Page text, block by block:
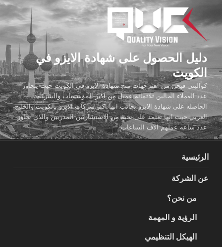
المحتوى
دليل الحصول على شهادة الايزو في
الكويت
كواليتي فيجن من اهم جهات منح شهادة الايزو في الكويت حيث يتجاوز
عدد العملاء الحالين ثلاثمائة عميل من اكبر المؤسسات والشركات
الحاصله على شهادة الايزو بجانب انها اكبر شركات الايزو بالكويت والخليج
العربي حيث انها تعتمد على نخبة من الاستشاريين المدربين والذي تجاوز
عدد ساعه عملهم الاف الساعات
الرئيسية
عن الشركة
من نحن؟
الرؤية و المهمة
الهيكل التنظيمي